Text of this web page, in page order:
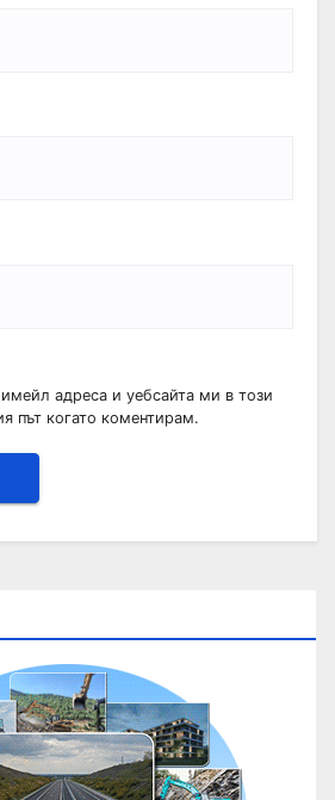
адреса и уебсайта ми в този
път когато коментирам.